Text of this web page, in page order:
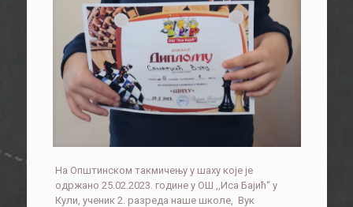
На Општинском такмичењу у шаху које је
одржано 25.02.2023. године у ОШ ,,Иса Бајић“ у
Кули, ученик 2. разреда наше школе, Вук